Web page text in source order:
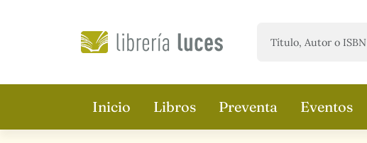
Inicio Libros Preventa Eventos